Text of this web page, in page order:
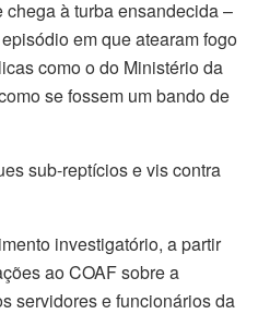
à turba ensandecida –
em que atearam fogo
como o do Ministério da
se fossem um bando de
sub-reptícios e vis contra
investigatório, a partir
ao COAF sobre a
servidores e funcionários da